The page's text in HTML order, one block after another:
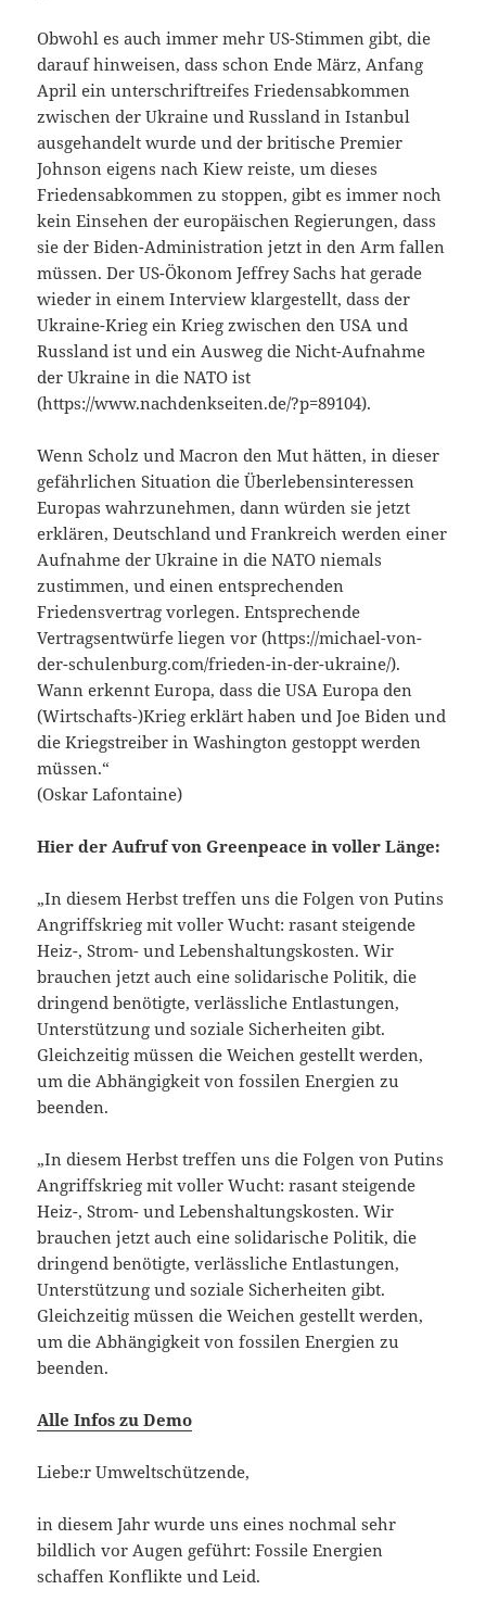
Obwohl es auch immer mehr US-Stimmen gibt, die
darauf hinweisen, dass schon Ende März, Anfang
April ein unterschriftreifes Friedensabkommen
zwischen der Ukraine und Russland in Istanbul
ausgehandelt wurde und der britische Premier
Johnson eigens nach Kiew reiste, um dieses
Friedensabkommen zu stoppen, gibt es immer noch
kein Einsehen der europäischen Regierungen, dass
sie der Biden-Administration jetzt in den Arm fallen
müssen. Der US-Ökonom Jeffrey Sachs hat gerade
wieder in einem Interview klargestellt, dass der
Ukraine-Krieg ein Krieg zwischen den USA und
Russland ist und ein Ausweg die Nicht-Aufnahme
der Ukraine in die NATO ist
(https://www.nachdenkseiten.de/?p=89104).
Wenn Scholz und Macron den Mut hätten, in dieser
gefährlichen Situation die Überlebensinteressen
Europas wahrzunehmen, dann würden sie jetzt
erklären, Deutschland und Frankreich werden einer
Aufnahme der Ukraine in die NATO niemals
zustimmen, und einen entsprechenden
Friedensvertrag vorlegen. Entsprechende
Vertragsentwürfe liegen vor (https://michael-von-
der-schulenburg.com/frieden-in-der-ukraine/).
Wann erkennt Europa, dass die USA Europa den
(Wirtschafts-)Krieg erklärt haben und Joe Biden und
die Kriegstreiber in Washington gestoppt werden
müssen.“
(Oskar Lafontaine)
Hier der Aufruf von Greenpeace in voller Länge:
„In diesem Herbst treffen uns die Folgen von Putins
Angriffskrieg mit voller Wucht: rasant steigende
Heiz-, Strom- und Lebenshaltungskosten. Wir
brauchen jetzt auch eine solidarische Politik, die
dringend benötigte, verlässliche Entlastungen,
Unterstützung und soziale Sicherheiten gibt.
Gleichzeitig müssen die Weichen gestellt werden,
um die Abhängigkeit von fossilen Energien zu
beenden.
„In diesem Herbst treffen uns die Folgen von Putins
Angriffskrieg mit voller Wucht: rasant steigende
Heiz-, Strom- und Lebenshaltungskosten. Wir
brauchen jetzt auch eine solidarische Politik, die
dringend benötigte, verlässliche Entlastungen,
Unterstützung und soziale Sicherheiten gibt.
Gleichzeitig müssen die Weichen gestellt werden,
um die Abhängigkeit von fossilen Energien zu
beenden.
Alle Infos zu Demo
Liebe:r Umweltschützende,
in diesem Jahr wurde uns eines nochmal sehr
bildlich vor Augen geführt: Fossile Energien
schaffen Konflikte und Leid.